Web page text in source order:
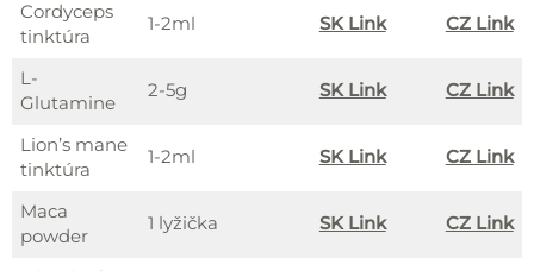
Cordyceps
tinktúra
1-2ml SK Link CZ Link
L-
Glutamine
2-5g SK Link CZ Link
Lion’s mane
tinktúra
1-2ml SK Link CZ Link
Maca
powder
1 lyžička SK Link CZ Link